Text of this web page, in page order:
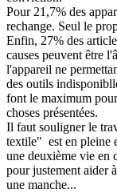
Pour 21,7% des
rechange. Seul le
Enfin, 27% des
causes peuvent être
l'appareil ne
des outils
font le maximum
choses présentées.
Il faut souligner le
textile" est en pleine
une deuxième vie en
pour justement aider
une manche...